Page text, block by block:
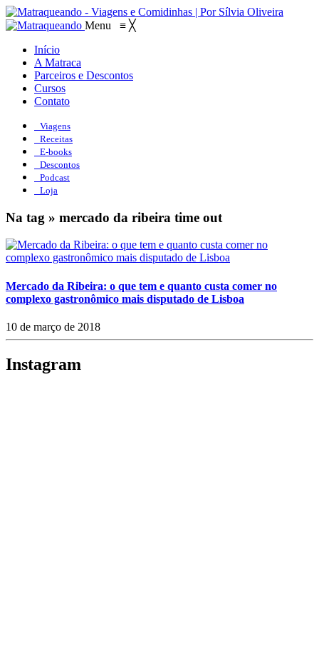
Menu ≡ ╳
Início
A Matraca
Parceiros e Descontos
Cursos
Contato
Viagens
Receitas
E-books
Descontos
Podcast
Loja
Na tag » mercado da ribeira time out
Mercado da Ribeira: o que tem e quanto custa comer no
complexo gastronômico mais disputado de Lisboa
10 de março de 2018
Instagram